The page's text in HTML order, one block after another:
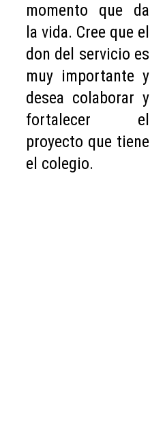
momento que da
la vida. Cree que el
don del servicio es
muy importante y
desea colaborar y
fortalecer el
proyecto que tiene
el colegio.